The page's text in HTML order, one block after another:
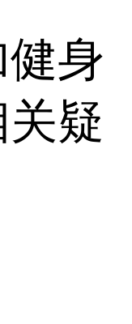
身
疑